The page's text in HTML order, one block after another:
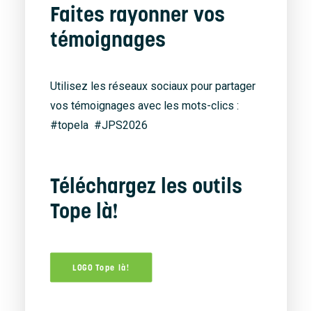
Faites rayonner vos
témoignages
Utilisez les réseaux sociaux pour partager
vos témoignages avec les mots-clics :
#topela #JPS2026
Téléchargez les outils
Tope là!
LOGO Tope là!